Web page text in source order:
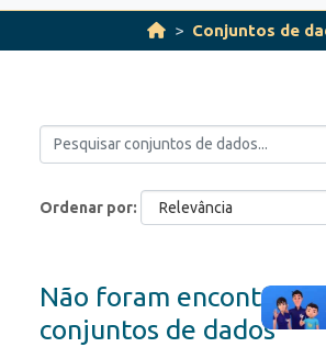
Conjuntos de
Ordenar por
Não foram
conjuntos de dados